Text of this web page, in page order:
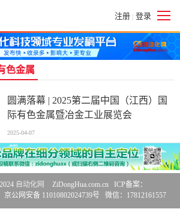
注册 | 登录
色金属
圆满落幕 | 2025第二届中国（江西）国
际有色金属暨冶金工业展览会
2025-04-07
自动化网
ZiDongHua.com.cn ICP备案：
京公网安备 11010802024739号 微信：17812161557